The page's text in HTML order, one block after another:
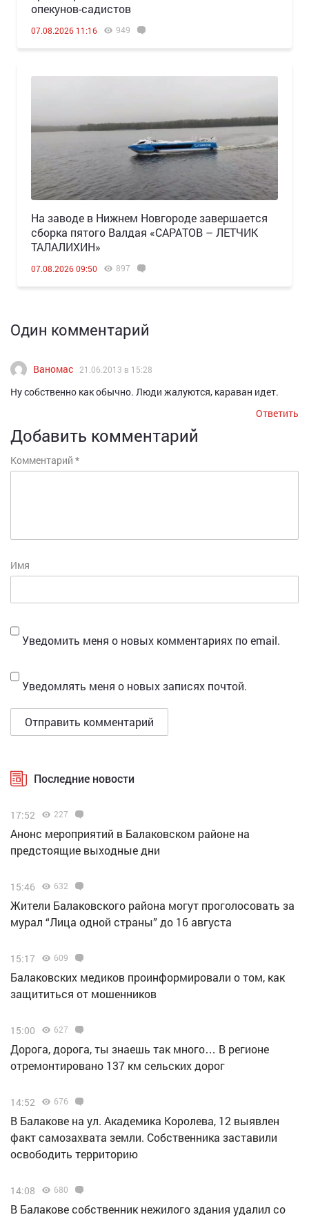
опекунов-садистов
07.08.2026 11:16 949
Н️а заводе в Нижнем Новгороде завершается
сборка пятого Валдая «САРАТОВ – ЛЕТЧИК
ТАЛАЛИХИН»
07.08.2026 09:50 897
Один комментарий
Ваномас 21.06.2013 в 15:28
Ну собственно как обычно. Люди жалуются, караван идет.
Ответить
Добавить комментарий
Комментарий *
Имя
Уведомить меня о новых комментариях по email.
Уведомлять меня о новых записях почтой.
Последние новости
17:52 227
Анонс мероприятий в Балаковском районе на
предстоящие выходные дни
15:46 632
Жители Балаковского района могут проголосовать за
мурал “Лица одной страны” до 16 августа
15:17 609
Балаковских медиков проинформировали о том, как
защититься от мошенников
15:00 627
Дорога, дорога, ты знаешь так много… В регионе
отремонтировано 137 км сельских дорог
14:52 676
В Балакове на ул. Академика Королева, 12 выявлен
факт самозахвата земли. Собственника заставили
освободить территорию
14:08 680
В Балакове собственник нежилого здания удалил со